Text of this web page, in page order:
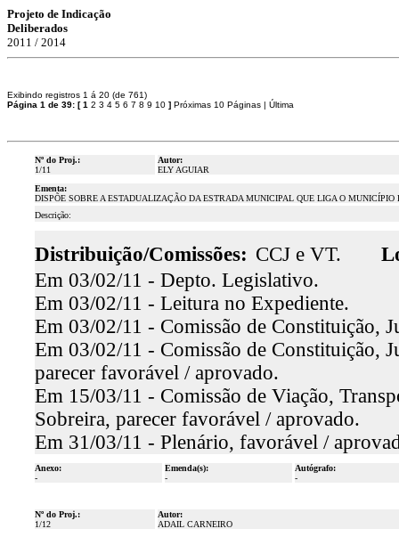
Projeto de Indicação
Deliberados
2011 / 2014
Exibindo registros 1 á 20 (de 761)
Página 1 de 39: [1 2 3 4 5 6 7 8 9 10 ] Próximas 10 Páginas | Última
Nº do Proj.:
1/11
Autor:
ELY AGUIAR
Ementa:
DISPÕE SOBRE A ESTADUALIZAÇÃO DA ESTRADA MUNICIPAL QUE LIGA O MUNICÍPIO
Descrição:
Distribuição/Comissões: CCJ e VT.
Em 03/02/11 - Depto. Legislativo.
Em 03/02/11 - Leitura no Expediente.
Em 03/02/11 - Comissão de Constituição,
Em 03/02/11 - Comissão de Constituição,
parecer favorável / aprovado.
Em 15/03/11 - Comissão de Viação,
Sobreira, parecer favorável / aprovado.
Em 31/03/11 - Plenário, favorável /
Anexo:
-
Emenda(s):
-
Autógrafo:
-
Nº do Proj.:
1/12
Autor:
ADAIL CARNEIRO